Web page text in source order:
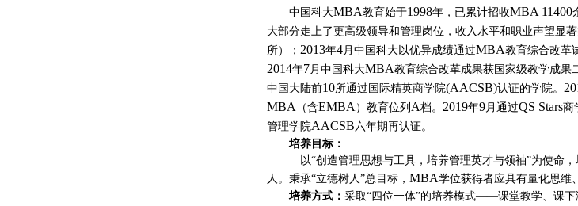
中国科大MBA教育始于1998年，已累计招收MBA 11400
大部分走上了更高级领导和管理岗位，收入水平和职业声望显著
所）； 2013年4月中国科大以优异成绩通过MBA教育综合改革
2014年7月中国科大MBA教育综合改革成果获国家级教学成果
中国大陆前10所通过国际精英商学院(AACSB)认证的学院。
MBA（含EMBA）教育位列 A档。 2019年9月通过QS Stars商
管理学院AACSB六年期再认证。
培养目标：
以“创造管理思想与工具，培养管理英才与领袖”为使命
人。秉承“立德树人”总目标， MBA学位获得者应具有量化思维
培养方式： 采取“四位一体”的培养模式——课堂教学、课